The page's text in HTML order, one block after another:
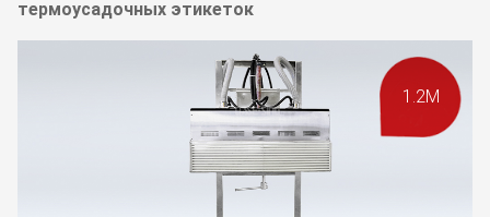
термоусадочных этикеток
1.2M